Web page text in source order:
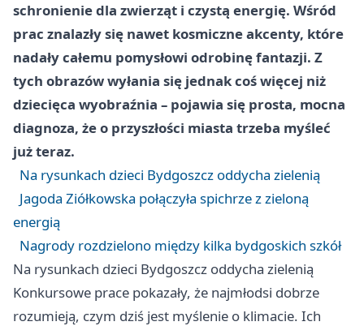
schronienie dla zwierząt i czystą energię. Wśród
prac znalazły się nawet kosmiczne akcenty, które
nadały całemu pomysłowi odrobinę fantazji. Z
tych obrazów wyłania się jednak coś więcej niż
dziecięca wyobraźnia – pojawia się prosta, mocna
diagnoza, że o przyszłości miasta trzeba myśleć
już teraz.
Na rysunkach dzieci Bydgoszcz oddycha zielenią
Jagoda Ziółkowska połączyła spichrze z zieloną
energią
Nagrody rozdzielono między kilka bydgoskich szkół
Na rysunkach dzieci Bydgoszcz oddycha zielenią
Konkursowe prace pokazały, że najmłodsi dobrze
rozumieją, czym dziś jest myślenie o klimacie. Ich